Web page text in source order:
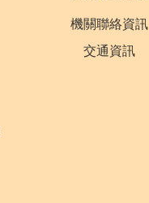
機關聯絡資訊
交通資訊